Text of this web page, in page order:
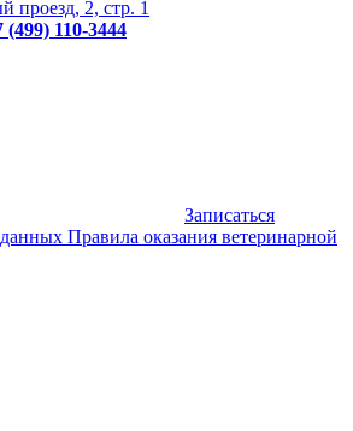
проезд, 2, стр. 1
(499) 110-3444
Записаться
Правила оказания ветеринарной